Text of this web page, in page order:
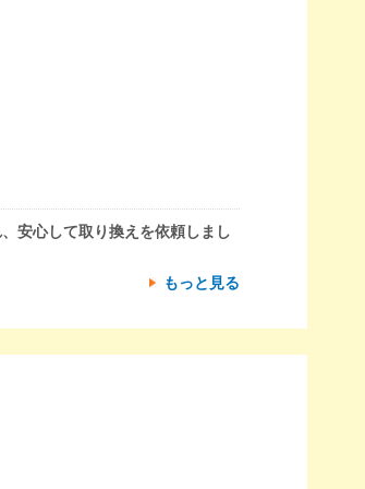
安心して取り換えを依頼しまし
もっと見る